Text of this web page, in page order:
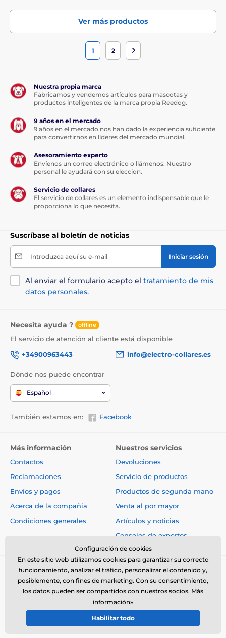
Ver más productos
1 2
Nuestra propia marca
Fabricamos y vendemos artículos para mascotas y
productos inteligentes de la marca propia Reedog.
9 años en el mercado
9 años en el mercado nos han dado la experiencia suficiente
para convertirnos en líderes del mercado mundial.
Asesoramiento experto
Envíenos un correo electrónico o llámenos. Nuestro
personal le ayudará con su eleccion.
Servicio de collares
El servicio de collares es un elemento indispensable que le
proporciona lo que necesita.
Suscríbase al boletín de noticias
Introduzca aquí su e-mail Iniciar sesión
Al enviar el formulario acepto el tratamiento de mis
datos personales.
Necesita ayuda ? offline
El servicio de atención al cliente está disponible
+34900963443
info@electro-collares.es
Dónde nos puede encontrar
Español
También estamos en: Facebook
Más información
Contactos
Reclamaciones
Envíos y pagos
Acerca de la compañía
Condiciones generales
Nuestros servicios
Devoluciones
Servicio de productos
Productos de segunda mano
Venta al por mayor
Artículos y noticias
Consejos de expertos
© 2026 www.electro-collares.es ⦁ Tienda electrónica creada por
SIMPLIA.cz
Configuración de cookies
En este sitio web utilizamos cookies para garantizar su correcto
funcionamiento, analizar el tráfico, personalizar el contenido y,
posiblemente, con fines de marketing. Con su consentimiento,
los datos pueden ser compartidos con nuestros socios. Más
información»
Habilitar todo